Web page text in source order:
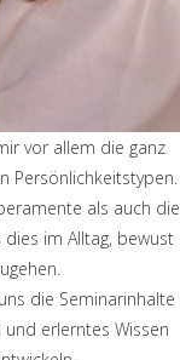
vor allem die ganz
Persönlichkeitstypen.
als auch die
im Alltag, bewust
die Seminarinhalte
erlerntes Wissen